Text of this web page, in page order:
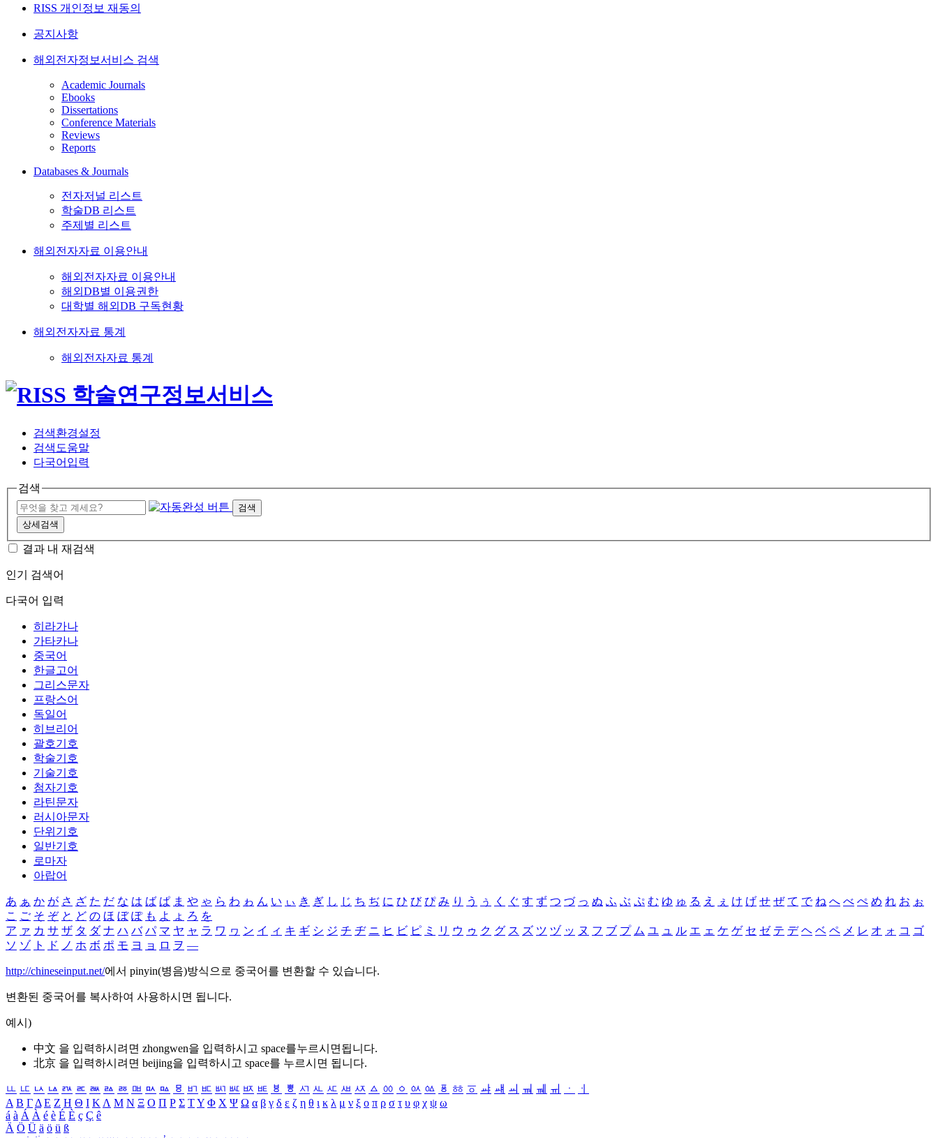
RISS 개인정보 재동의
공지사항
해외전자정보서비스 검색
Academic Journals
Ebooks
Dissertations
Conference Materials
Reviews
Reports
Databases & Journals
전자저널 리스트
학술DB 리스트
주제별 리스트
해외전자자료 이용안내
해외전자자료 이용안내
해외DB별 이용권한
대학별 해외DB 구독현황
해외전자자료 통계
해외전자자료 통계
검색환경설정
검색도움말
다국어입력
검색
검색
상세검색
결과 내 재검색
인기 검색어
다국어 입력
히라가나
가타카나
중국어
한글고어
그리스문자
프랑스어
독일어
히브리어
괄호기호
학술기호
기술기호
첨자기호
라틴문자
러시아문자
단위기호
일반기호
로마자
아랍어
あ ぁ か が さ ざ た だ な は ば ぱ ま や ゃ ら わ ゎ ん い ぃ き ぎ し じ ち ぢ に ひ び ぴ み り う ぅ く ぐ す ず つ づ っ ぬ ふ ぶ ぷ む ゆ ゅ る え ぇ け げ せ ぜ て で ね へ べ ぺ め れ お ぉ
こ ご そ ぞ と ど の ほ ぼ ぽ も よ ょ ろ を
ア ァ カ サ ザ タ ダ ナ ハ バ パ マ ヤ ャ ラ ワ ヮ ン イ ィ キ ギ シ ジ チ ヂ ニ ヒ ビ ピ ミ リ ウ ゥ ク グ ス ズ ツ ヅ ッ ヌ フ ブ プ ム ユ ュ ル エ ェ ケ ゲ セ ゼ テ デ ヘ ベ ペ メ レ オ ォ コ ゴ
ソ ゾ ト ド ノ ホ ボ ポ モ ヨ ョ ロ ヲ ―
http://chineseinput.net/에서 pinyin(병음)방식으로 중국어를 변환할 수 있습니다.
변환된 중국어를 복사하여 사용하시면 됩니다.
예시)
中文 을 입력하시려면 zhongwen을 입력하시고 space를누르시면됩니다.
北京 을 입력하시려면 beijing을 입력하시고 space를 누르시면 됩니다.
ㅥ ㅦ ㅧ ㅨ ㅩ ㅪ ㅫ ㅬ ㅭ ㅮ ㅯ ㅰ ㅱ ㅲ ㅳ ㅴ ㅵ ㅶ ㅷ ㅸ ㅹ ㅺ ㅻ ㅼ ㅽ ㅾ ㅿ ㆀ ㆁ ㆂ ㆃ ㆄ ㆅ ㆆ ㆇ ㆈ ㆉ ㆊ ㆋ ㆌ ㆍ
ㆎ
Α Β ΓΔ Ε Ζ Η Θ Ι ΚΛ Μ Ν Ξ Ο Π Ρ Σ ΤΥ Φ Χ Ψ Ω α β γ δ ε ζ η θ ι κ λ μ ν ξ ο π ρ σ τ υ φ χ ψ ω
á à Á À é è É È ç Ç ê
Ä Ö Ü ä ö ü ß